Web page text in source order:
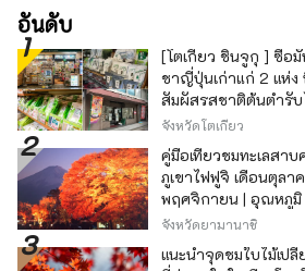
อันดับ
[โตเกียว ชินจูกุ ] ซื้อ
ชาญี่ปุ่นเก่าแก่ 2 แห่
สัมผัสรสชาติต้นตำรับ
จังหวัดโตเกียว
คู่มือเที่ยวชมทะเลสาบ
ภูเขาไฟฟูจิ เดือนตุลา
พฤศจิกายน | อุณหภูมิ
เทศกาลใบไม้เปลี่ยนสี
จังหวัดยามานาชิ
แนะนำจุดชมใบไม้เป